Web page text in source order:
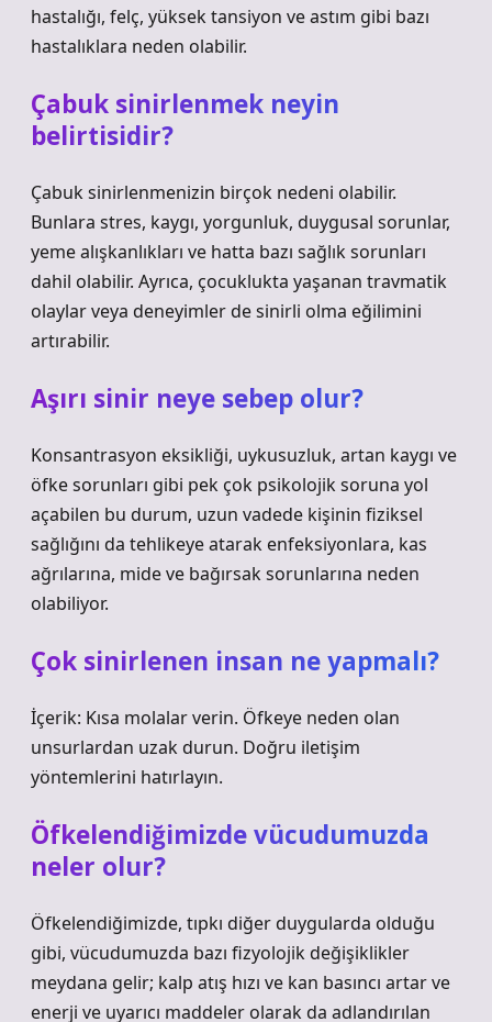
hastalığı, felç, yüksek tansiyon ve astım gibi bazı
hastalıklara neden olabilir.
Çabuk sinirlenmek neyin
belirtisidir?
Çabuk sinirlenmenizin birçok nedeni olabilir.
Bunlara stres, kaygı, yorgunluk, duygusal sorunlar,
yeme alışkanlıkları ve hatta bazı sağlık sorunları
dahil olabilir. Ayrıca, çocuklukta yaşanan travmatik
olaylar veya deneyimler de sinirli olma eğilimini
artırabilir.
Aşırı sinir neye sebep olur?
Konsantrasyon eksikliği, uykusuzluk, artan kaygı ve
öfke sorunları gibi pek çok psikolojik soruna yol
açabilen bu durum, uzun vadede kişinin fiziksel
sağlığını da tehlikeye atarak enfeksiyonlara, kas
ağrılarına, mide ve bağırsak sorunlarına neden
olabiliyor.
Çok sinirlenen insan ne yapmalı?
İçerik: Kısa molalar verin. Öfkeye neden olan
unsurlardan uzak durun. Doğru iletişim
yöntemlerini hatırlayın.
Öfkelendiğimizde vücudumuzda
neler olur?
Öfkelendiğimizde, tıpkı diğer duygularda olduğu
gibi, vücudumuzda bazı fizyolojik değişiklikler
meydana gelir; kalp atış hızı ve kan basıncı artar ve
enerji ve uyarıcı maddeler olarak da adlandırılan